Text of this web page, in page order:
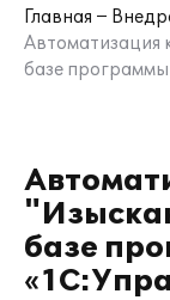
Главная
Автоматизация
базе
базе